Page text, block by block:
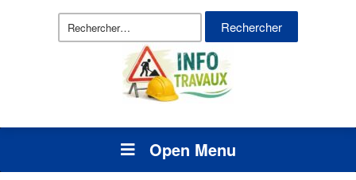
Rechercher :
Open Menu